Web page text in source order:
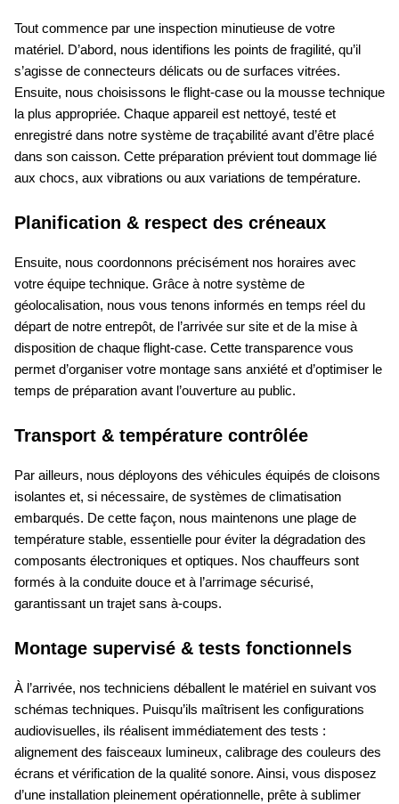
Tout commence par une inspection minutieuse de votre
matériel. D’abord, nous identifions les points de fragilité, qu’il
s’agisse de connecteurs délicats ou de surfaces vitrées.
Ensuite, nous choisissons le flight-case ou la mousse technique
la plus appropriée. Chaque appareil est nettoyé, testé et
enregistré dans notre système de traçabilité avant d’être placé
dans son caisson. Cette préparation prévient tout dommage lié
aux chocs, aux vibrations ou aux variations de température.
Planification & respect des créneaux
Ensuite, nous coordonnons précisément nos horaires avec
votre équipe technique. Grâce à notre système de
géolocalisation, nous vous tenons informés en temps réel du
départ de notre entrepôt, de l’arrivée sur site et de la mise à
disposition de chaque flight-case. Cette transparence vous
permet d’organiser votre montage sans anxiété et d’optimiser le
temps de préparation avant l’ouverture au public.
Transport & température contrôlée
Par ailleurs, nous déployons des véhicules équipés de cloisons
isolantes et, si nécessaire, de systèmes de climatisation
embarqués. De cette façon, nous maintenons une plage de
température stable, essentielle pour éviter la dégradation des
composants électroniques et optiques. Nos chauffeurs sont
formés à la conduite douce et à l’arrimage sécurisé,
garantissant un trajet sans à-coups.
Montage supervisé & tests fonctionnels
À l’arrivée, nos techniciens déballent le matériel en suivant vos
schémas techniques. Puisqu’ils maîtrisent les configurations
audiovisuelles, ils réalisent immédiatement des tests :
alignement des faisceaux lumineux, calibrage des couleurs des
écrans et vérification de la qualité sonore. Ainsi, vous disposez
d’une installation pleinement opérationnelle, prête à sublimer